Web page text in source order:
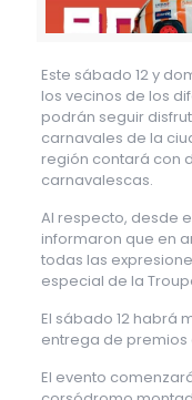
Este sábado 12 y
los vecinos de los
podrán seguir
carnavales de la
región contará con
carnavalescas.
Al respecto, desde
informaron que en
todas las
especial de la
El sábado 12 habrá
entrega de premios
El evento